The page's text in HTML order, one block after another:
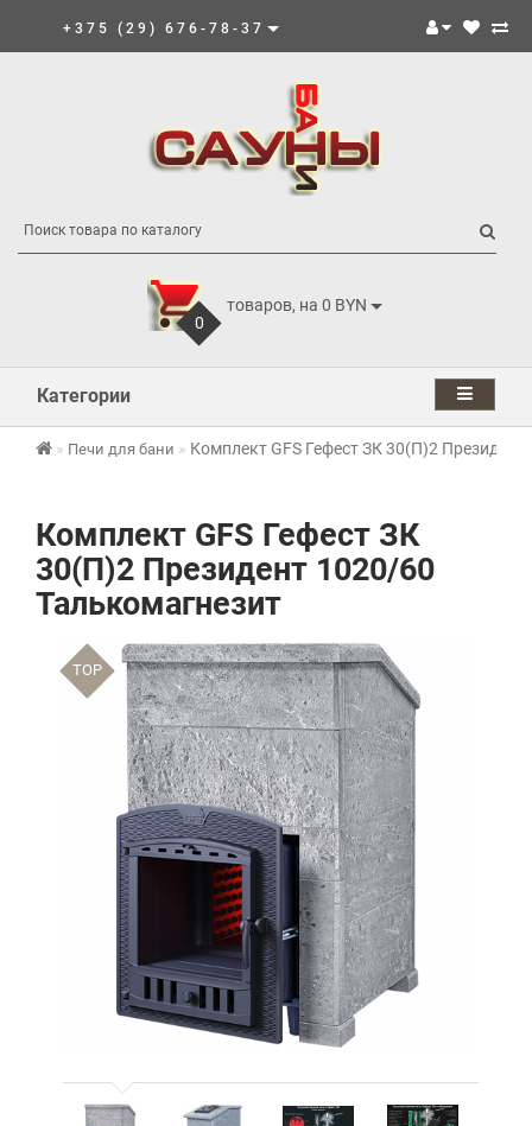
+375 (29) 676-78-37
0
товаров, на 0 BYN
Категории
Печи для бани Комплект GFS Гефест ЗК 30(П)2
Комплект GFS Гефест ЗК
30(П)2 Президент 1020/60
Талькомагнезит
TOP